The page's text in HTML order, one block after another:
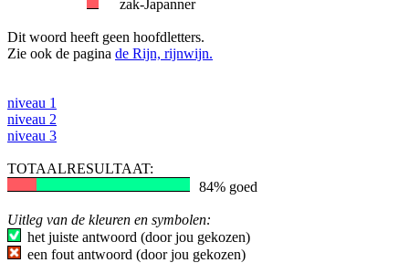
zak-Japanner
Dit woord heeft geen hoofdletters.
Zie ook de pagina de Rijn, rijnwijn.
niveau 1
niveau 2
niveau 3
TOTAALRESULTAAT:
84% goed
Uitleg van de kleuren en symbolen:
het juiste antwoord (door jou gekozen)
een fout antwoord (door jou gekozen)